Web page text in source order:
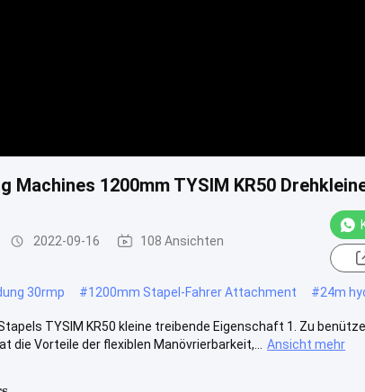
Machines 1200mm TYSIM KR50
2022-09-16 108 Ansichten
30rmp #1200mm Stapel-Fahrer Attachment #24m
TYSIM KR50 kleine treibende Eigenschaft 1. Zu
die Vorteile der flexiblen Manövrierbarkeit,...
Ansicht mehr